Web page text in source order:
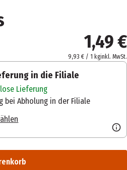
1,49 €
9,93 € / 1 kginkl. MwSt.
in die Filiale
Lieferung
bei Abholung in der Filiale